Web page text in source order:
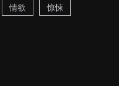
情欲 惊悚